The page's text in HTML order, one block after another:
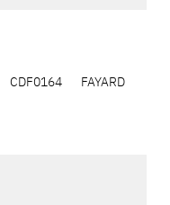
CDF0164 FAYARD